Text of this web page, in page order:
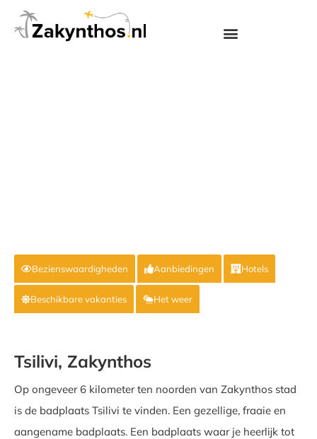
Bezienswaardigheden Aanbiedingen Hotels
Beschikbare vakanties Het weer
Tsilivi, Zakynthos
Op ongeveer 6 kilometer ten noorden van Zakynthos stad
is de badplaats Tsilivi te vinden. Een gezellige, fraaie en
aangename badplaats. Een badplaats waar je heerlijk tot